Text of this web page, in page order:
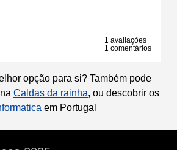
1 avaliações
1 comentários
opção para si? Também pode
Caldas da rainha, ou descobrir os
em Portugal